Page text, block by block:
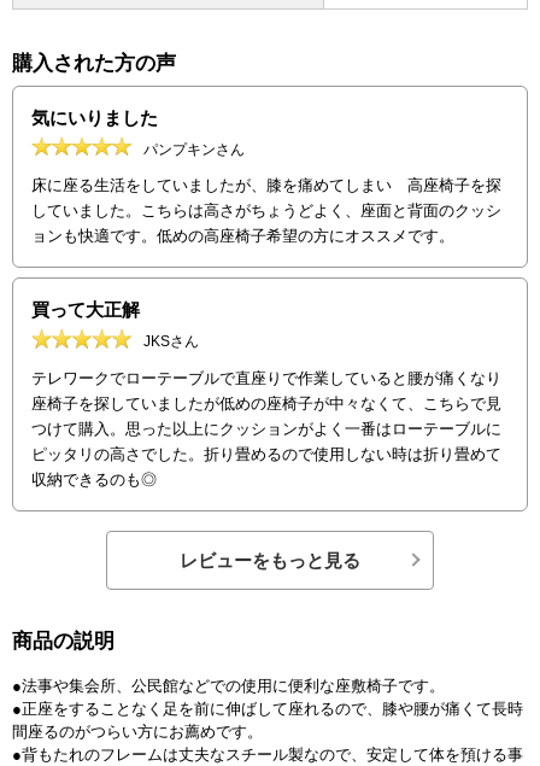
購入された方の声
気にいりました
パンプキンさん
床に座る生活をしていましたが、膝を痛めてしまい 高座椅子を探
していました。こちらは高さがちょうどよく、座面と背面のクッシ
ョンも快適です。低めの高座椅子希望の方にオススメです。
買って大正解
JKSさん
テレワークでローテーブルで直座りで作業していると腰が痛くなり
座椅子を探していましたが低めの座椅子が中々なくて、こちらで見
つけて購入。思った以上にクッションがよく一番はローテーブルに
ピッタリの高さでした。折り畳めるので使用しない時は折り畳めて
収納できるのも◎
レビューをもっと見る
商品の説明
●法事や集会所、公民館などでの使用に便利な座敷椅子です。
●正座をすることなく足を前に伸ばして座れるので、膝や腰が痛くて長時
間座るのがつらい方にお薦めです。
●背もたれのフレームは丈夫なスチール製なので、安定して体を預ける事